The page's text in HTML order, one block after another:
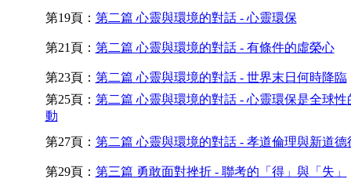
第19頁： 第二篇 心靈與環境的對話 - 心靈環保
第21頁： 第二篇 心靈與環境的對話 - 有條件的虛榮心
第23頁： 第二篇 心靈與環境的對話 - 世界末日何時降臨
第25頁： 第二篇 心靈與環境的對話 - 心靈環保是全球性
動
第27頁： 第二篇 心靈與環境的對話 - 孝道倫理與新道德
第29頁： 第三篇 勇敢面對挫折 - 聯考的「得」與「失」